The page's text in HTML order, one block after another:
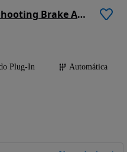
Mercedes-Benz CLA 250 e Shooting Brake AMG Line
Plug-In
Automática